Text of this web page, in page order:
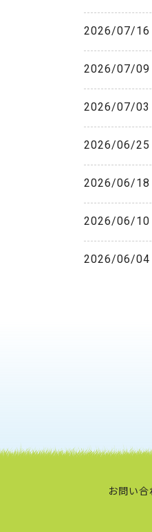
2026/07/16
2026/07/09
2026/07/03
2026/06/25
2026/06/18
2026/06/10
2026/06/04
お問い合